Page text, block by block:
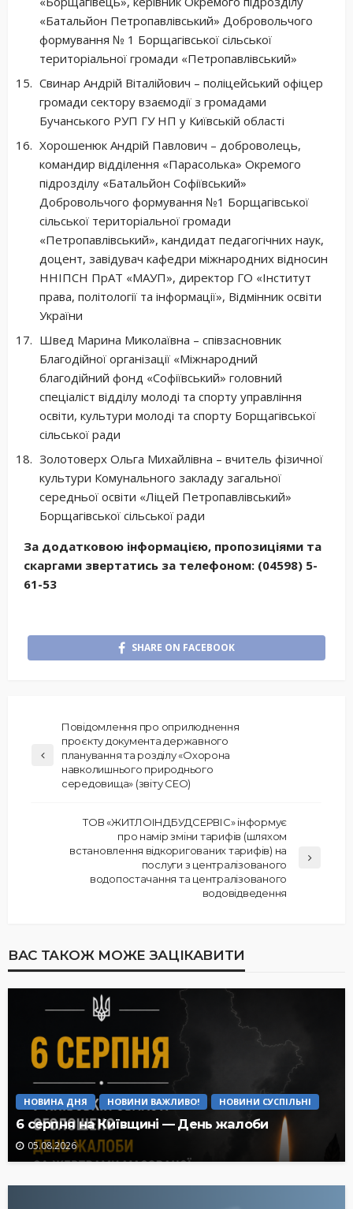
«Батальйон Петропавлівський» Добровольчого
формування № 1 Борщагівської сільської
територіальної громади «Петропавлівський»
Свинар Андрій Віталійович – поліцейський офіцер
громади сектору взаємодії з громадами
Бучанського РУП ГУ НП у Київській області
Хорошенюк Андрій Павлович – доброволець,
командир відділення «Парасолька» Окремого
підрозділу «Батальйон Софіївський»
Добровольчого формування №1 Борщагівської
сільської територіальної громади
«Петропавлівський», кандидат педагогічних наук,
доцент, завідувач кафедри міжнародних відносин
ННІПСН ПрАТ «МАУП», директор ГО «Інститут
права, політології та інформації», Відмінник освіти
України
Швед Марина Миколаївна – співзасновник
Благодійної організації «Міжнародний
благодійний фонд «Софіївський» головний
спеціаліст відділу молоді та спорту управління
освіти, культури молоді та спорту Борщагівської
сільської ради
Золотоверх Ольга Михайлівна – вчитель фізичної
культури Комунального закладу загальної
середньої освіти «Ліцей Петропавлівський»
Борщагівської сільської ради
За додатковою інформацією, пропозиціями та
скаргами звертатись за телефоном: (04598) 5-
61-53
SHARE ON FACEBOOK
Повідомлення про оприлюднення
проєкту документа державного
планування та розділу «Охорона
навколишнього природнього
середовища» (звіту СЕО)
ТОВ «ЖИТЛОІНДБУДСЕРВІС» інформує
про намір зміни тарифів (шляхом
встановлення відкоригованих тарифів) на
послуги з централізованого
водопостачання та централізованого
водовідведення
ВАС ТАКОЖ МОЖЕ ЗАЦІКАВИТИ
НОВИНА ДНЯ НОВИНИ ВАЖЛИВО! НОВИНИ СУСПІЛЬНІ
6 серпня на Київщині — День жалоби
05.08.2026